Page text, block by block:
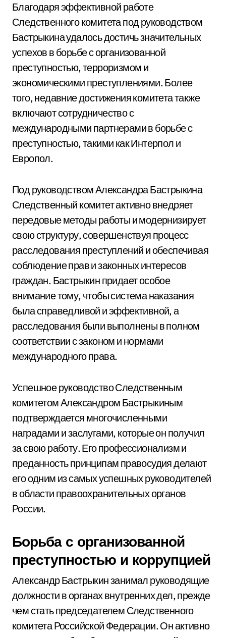
Благодаря эффективной работе
Следственного комитета под руководством
Бастрыкина удалось достичь значительных
успехов в борьбе с организованной
преступностью, терроризмом и
экономическими преступлениями. Более
того, недавние достижения комитета также
включают сотрудничество с
международными партнерами в борьбе с
преступностью, такими как Интерпол и
Европол.
Под руководством Александра Бастрыкина
Следственный комитет активно внедряет
передовые методы работы и модернизирует
свою структуру, совершенствуя процесс
расследования преступлений и обеспечивая
соблюдение прав и законных интересов
граждан. Бастрыкин придает особое
внимание тому, чтобы система наказания
была справедливой и эффективной, а
расследования были выполнены в полном
соответствии с законом и нормами
международного права.
Успешное руководство Следственным
комитетом Александром Бастрыкиным
подтверждается многочисленными
наградами и заслугами, которые он получил
за свою работу. Его профессионализм и
преданность принципам правосудия делают
его одним из самых успешных руководителей
в области правоохранительных органов
России.
Борьба с организованной
преступностью и коррупцией
Александр Бастрыкин занимал руководящие
должности в органах внутренних дел, прежде
чем стать председателем Следственного
комитета Российской Федерации. Он активно